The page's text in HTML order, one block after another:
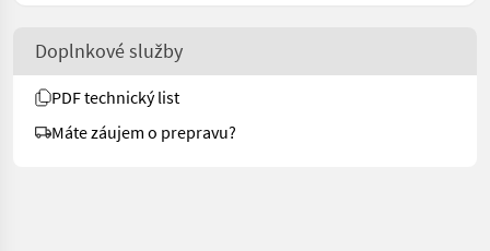
Doplnkové služby
PDF technický list
Máte záujem o prepravu?